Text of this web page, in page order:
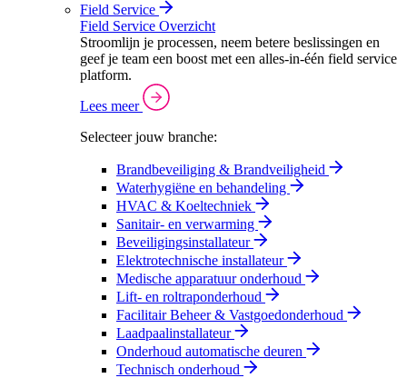
Field Service
Field Service Overzicht
Stroomlijn je processen, neem betere beslissingen en
geef je team een boost met een alles-in-één field service
platform.
Lees meer
Selecteer jouw branche:
Brandbeveiliging & Brandveiligheid
Waterhygiëne en behandeling
HVAC & Koeltechniek
Sanitair- en verwarming
Beveiligingsinstallateur
Elektrotechnische installateur
Medische apparatuur onderhoud
Lift- en roltraponderhoud
Facilitair Beheer & Vastgoedonderhoud
Laadpaalinstallateur
Onderhoud automatische deuren
Technisch onderhoud